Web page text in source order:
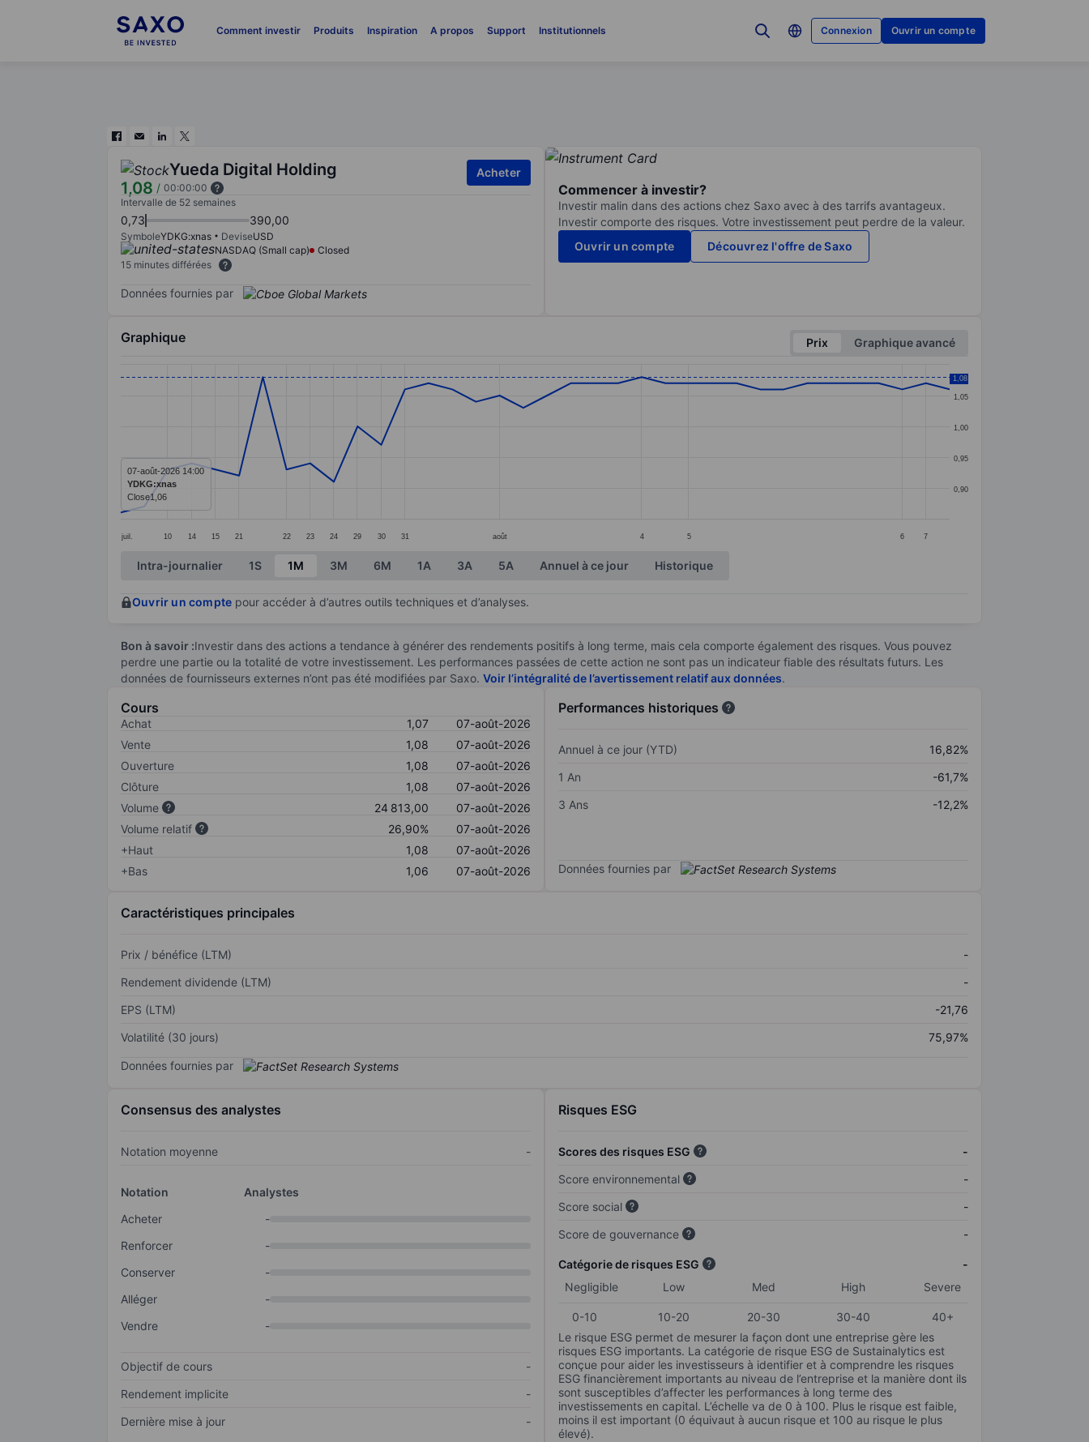
Comment investir Produits Inspiration A propos Support Institutionnels Connexion Ouvrir un compte
Yueda Digital Holding
1,08 / 00:00:00
Acheter
Intervalle de 52 semaines
0,73 390,00
SymboleYDKG:xnas DeviseUSD
NASDAQ (Small cap)
Closed
15 minutes différées
Données fournies par
Commencer à investir?
Investir malin dans des actions chez Saxo avec à des tarrifs avantageux.
Investir comporte des risques. Votre investissement peut perdre de la valeur.
Ouvrir un compte
Découvrez l'offre de Saxo
Graphique Prix
Graphique avancé
Line chart with 36 data points.
The chart has 1 X axis displaying categories.
The chart has 1 Y axis displaying values. Data ranges from 0.86 to 1.08.
juil. 10 14 15 21 22 23 24 29 30 31 août 4 5 6 7
0,90
0,95
1,00
1,05
1,08
07-août-2026 14:00
YDKG:xnas
Close1,06
End of interactive chart.
Intra-journalier 1S 1M 3M 6M 1A 3A 5A Annuel à ce jour Historique
Ouvrir un compte pour accéder à d’autres outils techniques et d’analyses.
Bon à savoir :Investir dans des actions a tendance à générer des rendements positifs à long terme, mais cela comporte également des risques. Vous pouvez
perdre une partie ou la totalité de votre investissement. Les performances passées de cette action ne sont pas un indicateur fiable des résultats futurs. Les
données de fournisseurs externes n’ont pas été modifiées par Saxo. Voir l’intégralité de l’avertissement relatif aux données.
Cours
Achat 1,07
07-août-2026
Vente
1,08
07-août-2026
Ouverture
1,08
07-août-2026
Clôture
1,08
07-août-2026
Volume
24 813,00
07-août-2026
Volume relatif
26,90%
07-août-2026
+Haut
1,08
07-août-2026
+Bas
1,06 07-août-2026
Performances historiques
Annuel à ce jour (YTD)
16,82%
1 An
-61,7%
3 Ans
-12,2%
Données fournies par
Caractéristiques principales
Prix / bénéfice (LTM)
-
Rendement dividende (LTM)
-
EPS (LTM)
-21,76
Volatilité (30 jours)
75,97%
Données fournies par
Consensus des analystes
Notation moyenne -
Notation
Analystes
Acheter
-
Renforcer
-
Conserver
-
Alléger
-
Vendre
-
Objectif de cours
-
Rendement implicite
-
Dernière mise à jour
-
Risques ESG
Scores des risques ESG
-
Score environnemental
-
Score social
-
Score de gouvernance
-
Catégorie de risques ESG
-
Negligible
Low Med High Severe
0-10 10-20 20-30 30-40
40+
Le risque ESG permet de mesurer la façon dont une entreprise gère les
risques ESG importants. La catégorie de risque ESG de Sustainalytics est
conçue pour aider les investisseurs à identifier et à comprendre les risques
ESG financièrement importants au niveau de l’entreprise et la manière dont ils
sont susceptibles d’affecter les performances à long terme des
investissements en capital. L’échelle va de 0 à 100. Plus le risque est faible,
moins il est important (0 équivaut à aucun risque et 100 au risque le plus
élevé).